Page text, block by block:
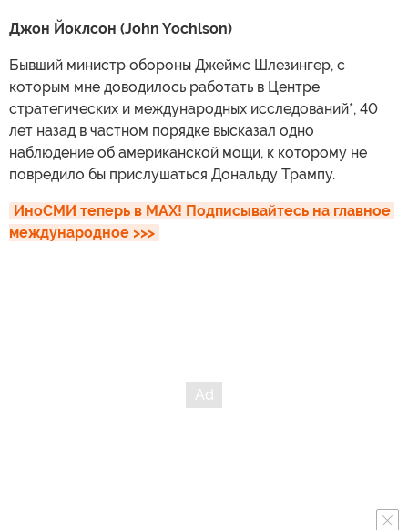
Джон Йоклсон (John Yochlson)
Бывший министр обороны Джеймс Шлезингер, с
которым мне доводилось работать в Центре
стратегических и международных исследований*, 40
лет назад в частном порядке высказал одно
наблюдение об американской мощи, к которому не
повредило бы прислушаться Дональду Трампу.
ИноСМИ теперь в MAX! Подписывайтесь на главное
международное >>>